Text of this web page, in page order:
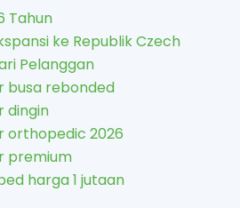
Tahun
ke Republik Czech
Pelanggan
busa rebonded
dingin
orthopedic 2026
premium
harga 1 jutaan